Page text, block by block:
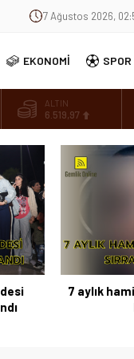
7 Ağustos 2026,
EKONOMİ SPOR
ALTIN
6.519,97
BİST
13.798,82
7 aylık